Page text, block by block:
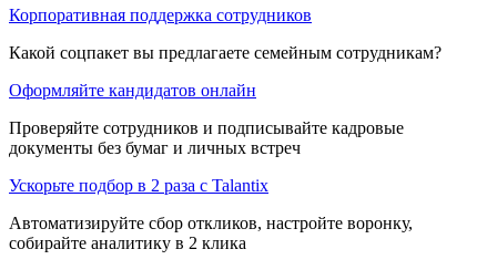
Корпоративная поддержка сотрудников
Какой соцпакет вы предлагаете семейным сотрудникам?
Оформляйте кандидатов онлайн
Проверяйте сотрудников и подписывайте кадровые
документы без бумаг и личных встреч
Ускорьте подбор в 2 раза с Talantix
Автоматизируйте сбор откликов, настройте воронку,
собирайте аналитику в 2 клика